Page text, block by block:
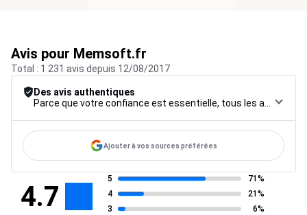
Avis pour Memsoft.fr
Total : 1 231 avis depuis 12/08/2017
Des avis authentiques
Ajouter à vos sources préférées
4.7
5
71%
4
21%
3
6%